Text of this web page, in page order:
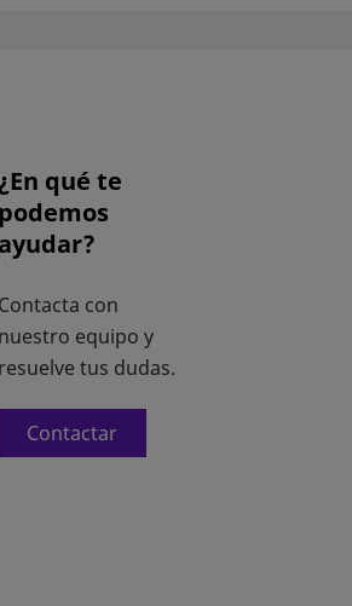
qué te
podemos
ayudar?
Contacta con
nuestro equipo y
resuelve tus dudas.
Contactar